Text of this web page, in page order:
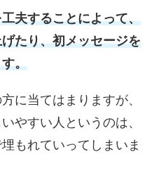
夫することによって、
たり、初メッセージを
。
に当てはまりますが、
やすい人というのは、
もれていってしまいま